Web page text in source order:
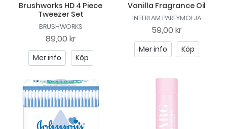
Brushworks HD 4 Piece
Tweezer Set
BRUSHWORKS
89,00 kr
Mer info Köp
Vanilla Fragrance Oil
INTERLAM PARFYMOLJA
59,00 kr
Mer info Köp